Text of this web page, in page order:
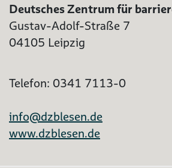
Deutsches Zentrum für
Gustav-Adolf-Straße 7
04105 Leipzig
Telefon: 0341 7113-0
info@dzblesen.de
www.dzblesen.de